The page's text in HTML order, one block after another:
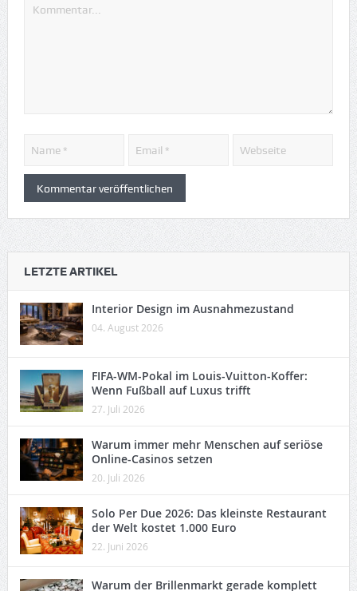
LETZTE ARTIKEL
Interior Design im Ausnahmezustand
04. August 2026
FIFA-WM-Pokal im Louis-Vuitton-Koffer:
Wenn Fußball auf Luxus trifft
27. Juli 2026
Warum immer mehr Menschen auf seriöse
Online-Casinos setzen
20. Juli 2026
Solo Per Due 2026: Das kleinste Restaurant
der Welt kostet 1.000 Euro
22. Juni 2026
Warum der Brillenmarkt gerade komplett